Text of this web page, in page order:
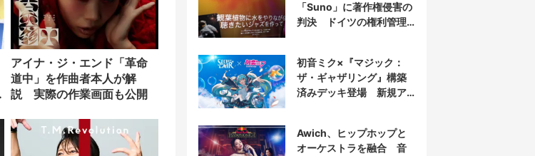
アイナ・ジ・エンド「革命
道中」を作曲者本人が解
説 実際の作業画面も公開
「Suno」に著作権侵害の
判決 ドイツの権利管理
初音ミク×『マジック：
ザ・ギャザリング』構築
済みデッキ登場 新規ア
Awich、ヒップホップと
オーケストラを融合 音